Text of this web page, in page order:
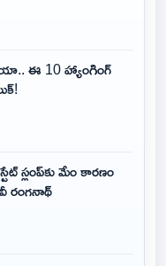
ఈ 10 హ్యాంగింగ్
మేం కారణం
రంగనాథ్